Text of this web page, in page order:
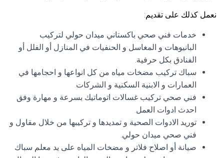
نعمل كذلك على تقديم:
خدمات فني صحي باكستاني ميدان حولي لتركيب
البانيوهات و المغاسل و الحنفيات في المنازل أو الفلل أو
الفنادق بكل حرفية.
سباك تركيب مضخات مياه من كل انواعها و احجامها في
العمارات و الابنية السكنية و الشركات.
فني صحي تركيب غسالات اتوماتيك بسرعة و مهارة وفق
احدث ادوات العمل.
توريد الادوات الصحية و تمديدها و تركيبها من خلال مقاول و
فني صحي ميدان حولي.
صيانة أو اصلاح فلاتر و مضخات المياه على يد معلم سباك